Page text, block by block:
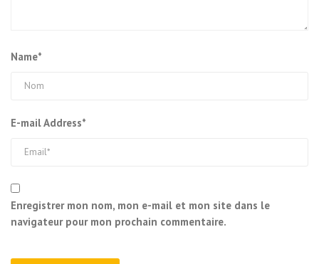
Name*
E-mail Address*
Enregistrer mon nom, mon e-mail et mon site dans le
navigateur pour mon prochain commentaire.